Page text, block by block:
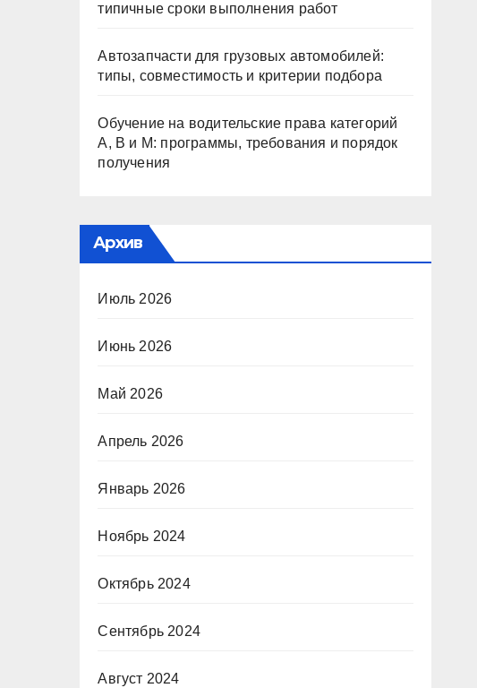
типичные сроки выполнения работ
Автозапчасти для грузовых автомобилей:
типы, совместимость и критерии подбора
Обучение на водительские права категорий
A, B и M: программы, требования и порядок
получения
Архив
Июль 2026
Июнь 2026
Май 2026
Апрель 2026
Январь 2026
Ноябрь 2024
Октябрь 2024
Сентябрь 2024
Август 2024